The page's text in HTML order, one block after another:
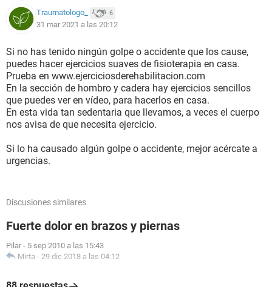
Traumatologo_ 6
31 mar 2021 a las 20:12
Si no has tenido ningún golpe o accidente que los cause,
puedes hacer ejercicios suaves de fisioterapia en casa.
Prueba en www.ejerciciosderehabilitacion.com
En la sección de hombro y cadera hay ejercicios sencillos
que puedes ver en vídeo, para hacerlos en casa.
En esta vida tan sedentaria que llevamos, a veces el cuerpo
nos avisa de que necesita ejercicio.
Si lo ha causado algún golpe o accidente, mejor acércate a
urgencias.
Discusiones similares
Fuerte dolor en brazos y piernas
Pilar - 5 sep 2010 a las 15:43
Mirta - 29 dic 2018 a las 04:12